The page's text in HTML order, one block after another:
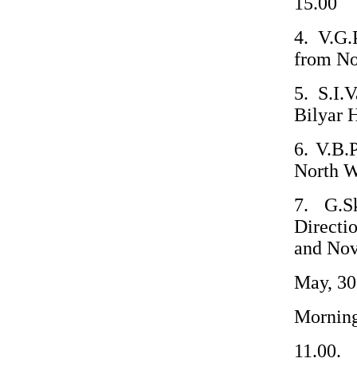
4.
from
5.
Bilyar
6.
North
7.
and
May, 30
11.00.